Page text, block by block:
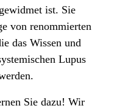
ist. Sie
von renommierten
das Wissen und
Lupus
Sie dazu! Wir